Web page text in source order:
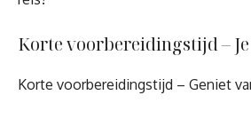
Korte voorbereidingstijd –
Korte voorbereidingstijd – Geniet